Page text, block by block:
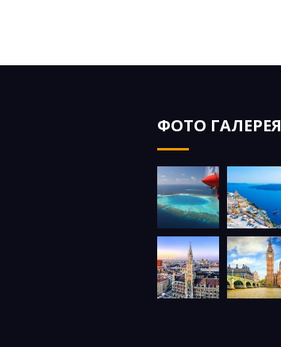
ФОТО ГАЛЕРЕЯ